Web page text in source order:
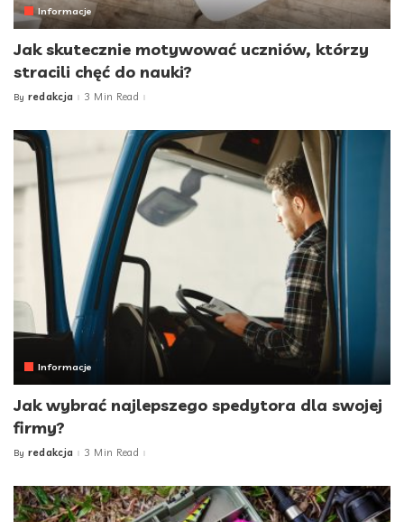
Informacje
Jak skutecznie motywować uczniów, którzy
stracili chęć do nauki?
Posted
By redakcja 3 Min Read
Informacje
Jak wybrać najlepszego spedytora dla swojej
firmy?
Posted
By redakcja 3 Min Read